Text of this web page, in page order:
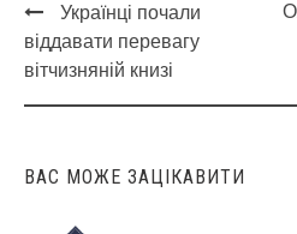
Post
navigation
Українці почали
віддавати перевагу
вітчизняній книзі
ВАС МОЖЕ ЗАЦІКАВИТИ